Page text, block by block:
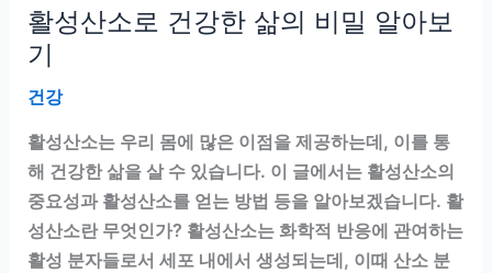
활성산소로 건강한 삶의 비밀 알아보
기
건강
활성산소는 우리 몸에 많은 이점을 제공하는데, 이를 통
해 건강한 삶을 살 수 있습니다. 이 글에서는 활성산소의
중요성과 활성산소를 얻는 방법 등을 알아보겠습니다. 활
성산소란 무엇인가? 활성산소는 화학적 반응에 관여하는
활성 분자들로서 세포 내에서 생성되는데, 이때 산소 분